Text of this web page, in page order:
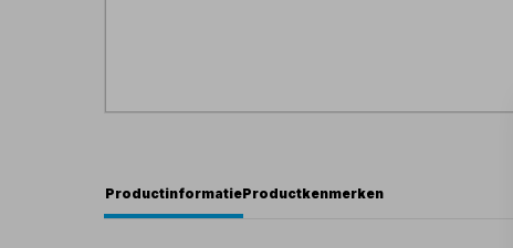
ProductinformatieProductkenmerken